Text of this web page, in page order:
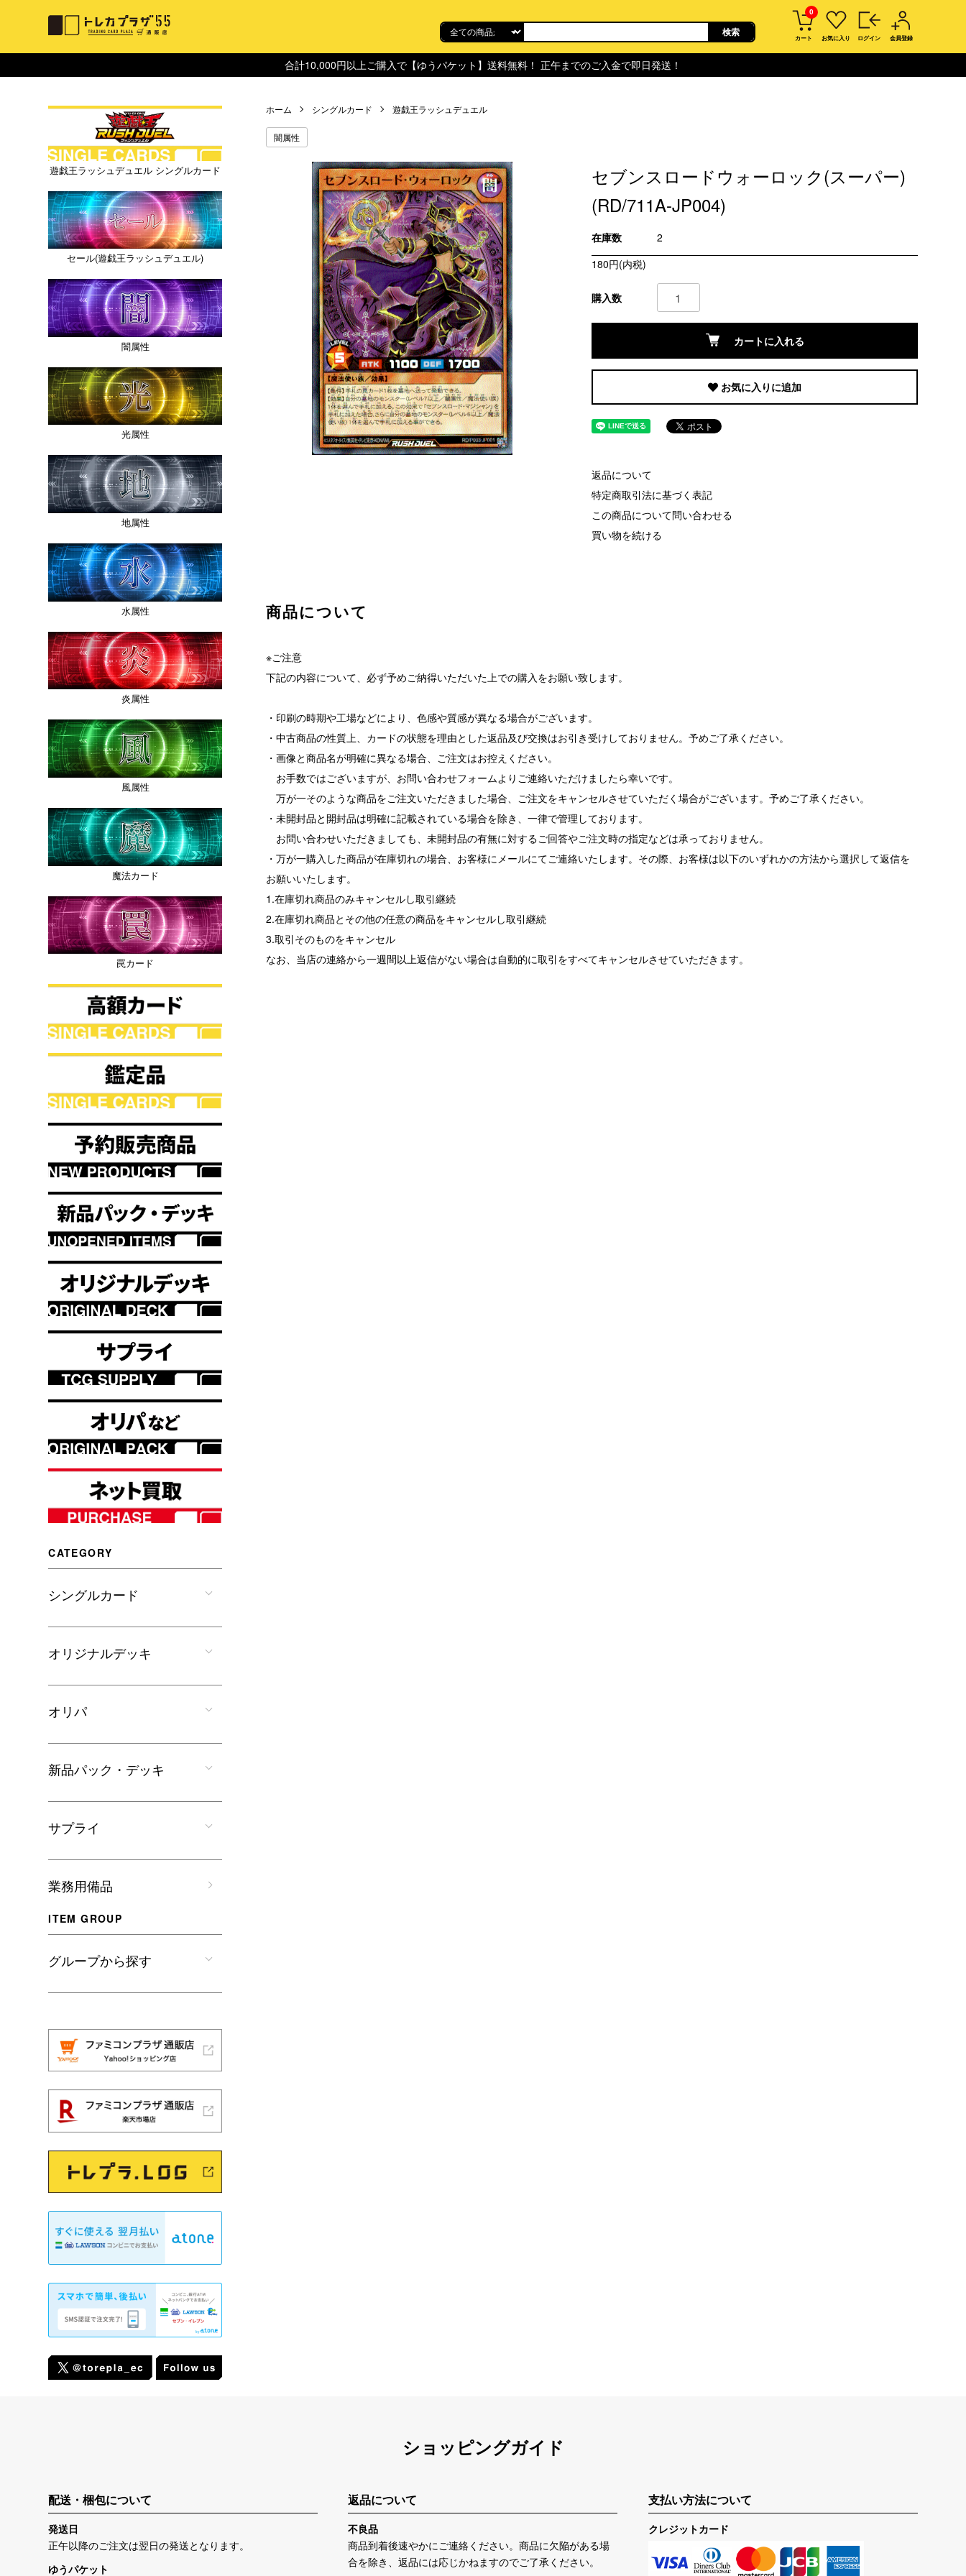
0
カート お気に入り ログイン 会員登録
合計10,000円以上ご購入で【ゆうパケット】送料無料！ 正午までのご入金で即日発送！
ホーム シングルカード 遊戯王ラッシュデュエル
闇属性
セブンスロードウォーロック(スーパー)
(RD/711A-JP004)
在庫数
2
180円(内税)
購入数
カートに入れる
お気に入りに追加
返品について
特定商取引法に基づく表記
この商品について問い合わせる
買い物を続ける
商品について
※ご注意
下記の内容について、必ず予めご納得いただいた上での購入をお願い致します。
・印刷の時期や工場などにより、色感や質感が異なる場合がございます。
・中古商品の性質上、カードの状態を理由とした返品及び交換はお引き受けしておりません。予めご了承ください。
・画像と商品名が明確に異なる場合、ご注文はお控えください。
お手数ではございますが、お問い合わせフォームよりご連絡いただけましたら幸いです。
万が一そのような商品をご注文いただきました場合、ご注文をキャンセルさせていただく場合がございます。予めご了承ください。
・未開封品と開封品は明確に記載されている場合を除き、一律で管理しております。
お問い合わせいただきましても、未開封品の有無に対するご回答やご注文時の指定などは承っておりません。
・万が一購入した商品が在庫切れの場合、お客様にメールにてご連絡いたします。その際、お客様は以下のいずれかの方法から選択して返信を
お願いいたします。
1.在庫切れ商品のみキャンセルし取引継続
2.在庫切れ商品とその他の任意の商品をキャンセルし取引継続
3.取引そのものをキャンセル
なお、当店の連絡から一週間以上返信がない場合は自動的に取引をすべてキャンセルさせていただきます。
遊戯王ラッシュデュエル シングルカード
セール(遊戯王ラッシュデュエル)
闇属性
光属性
地属性
水属性
炎属性
風属性
魔法カード
罠カード
CATEGORY
シングルカード
オリジナルデッキ
オリパ
新品パック・デッキ
サプライ
業務用備品
ITEM GROUP
グループから探す
ショッピングガイド
配送・梱包について
発送日
正午以降のご注文は翌日の発送となります。
ゆうパケット
返品について
不良品
商品到着後速やかにご連絡ください。商品に欠陥がある場
合を除き、返品には応じかねますのでご了承ください。
支払い方法について
クレジットカード